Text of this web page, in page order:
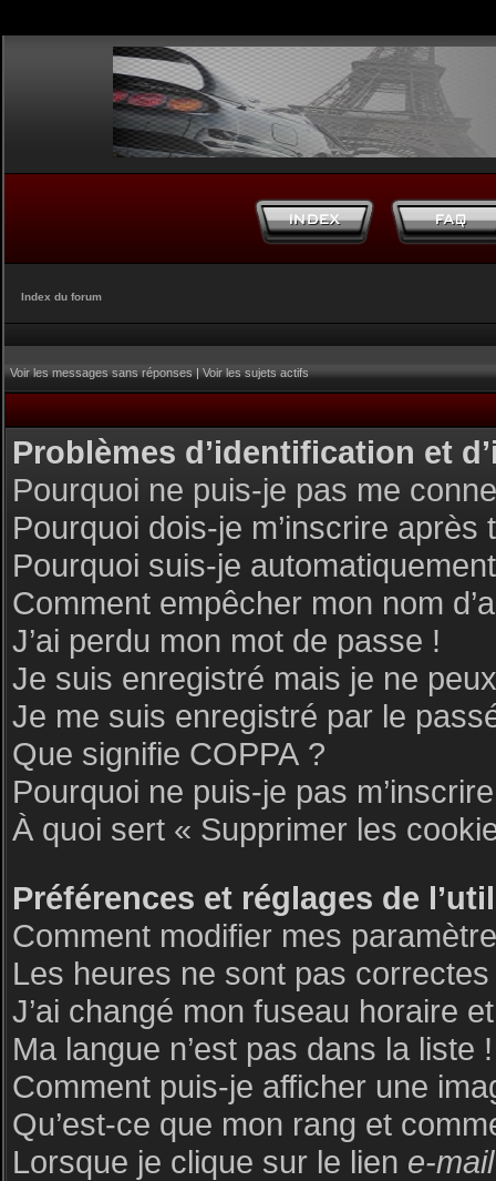
Index du forum
Voir les messages sans réponses|Voir les sujets actifs
Problèmes d’identification et
Pourquoi ne puis-je pas me
Pourquoi dois-je m’inscrire après
Pourquoi suis-je
Comment empêcher mon nom
J’ai perdu mon mot de passe !
Je suis enregistré mais je ne
Je me suis enregistré par le
Que signifie COPPA ?
Pourquoi ne puis-je pas
À quoi sert « Supprimer les
Préférences et réglages de
Comment modifier mes
Les heures ne sont pas correctes
J’ai changé mon fuseau horaire
Ma langue n’est pas dans la liste !
Comment puis-je afficher une
Qu’est-ce que mon rang et
Lorsque je clique sur le lien e-mail